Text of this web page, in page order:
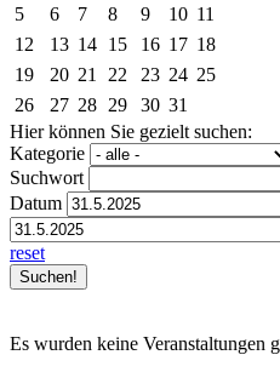
5
6 7 8 9 10 11
12
13 14 15 16 17 18
19
20 21 22 23 24 25
26
27 28 29 30 31
Hier können Sie gezielt suchen:
Kategorie
Suchwort
Datum
reset
Es wurden keine Veranstaltungen